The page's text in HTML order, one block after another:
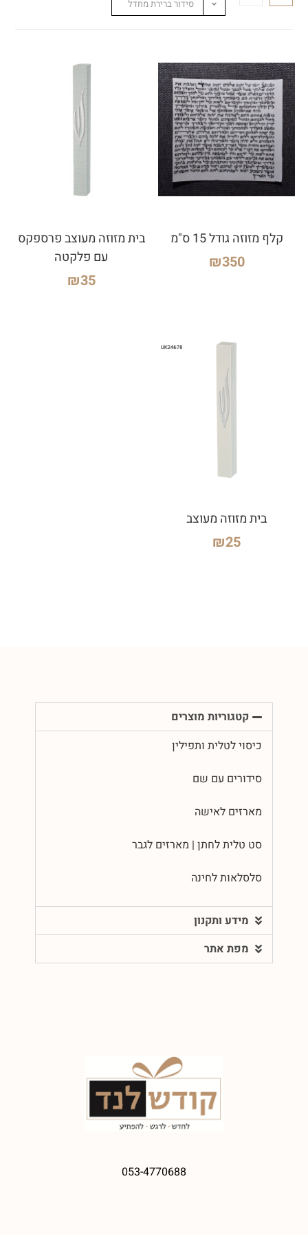
סידור ברירת מחדל
קלף מזוזה גודל 15 ס"מ
₪350
בית מזוזה מעוצב פרספקס
עם פלקטה
₪35
בית מזוזה מעוצב
₪25
קטגוריות מוצרים
כיסוי לטלית ותפילין
סידורים עם שם
מארזים לאישה
סט טלית לחתן | מארזים לגבר
סלסלאות לחינה
מידע ותקנון
מפת אתר
053-4770688